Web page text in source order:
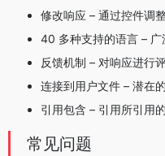
修改响应 – 通过控件调
40 多种支持的语言 – 广
反馈机制 – 对响应进行
连接到用户文件 – 潜在
引用包含 – 引用所引用
常见问题